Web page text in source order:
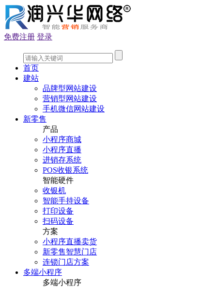
免费注册 登录
首页
建站
品牌型网站建设
营销型网站建设
手机微信网站建设
新零售
产品
小程序商城
小程序直播
进销存系统
POS收银系统
智能硬件
收银机
智能手持设备
打印设备
扫码设备
方案
小程序直播卖货
新零售智慧门店
连锁门店方案
多端小程序
多端小程序